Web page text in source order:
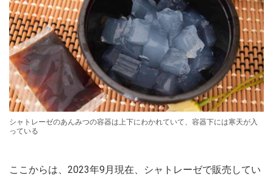
シャトレーゼのあんみつの容器は上下にわかれていて、容器下には寒天が入
っている
ここからは、2023年9月現在、シャトレーゼで販売してい